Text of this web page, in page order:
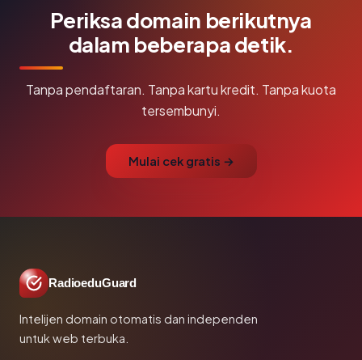
Periksa domain berikutnya
dalam beberapa detik.
Tanpa pendaftaran. Tanpa kartu kredit. Tanpa kuota
tersembunyi.
Mulai cek gratis →
RadioeduGuard
Intelijen domain otomatis dan independen
untuk web terbuka.